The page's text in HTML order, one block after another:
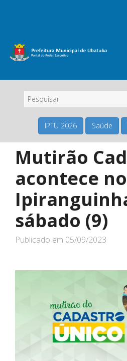
IPTU 2026 Saúde
Mutirão
acontece no
sábado (9)
Publicado em 05/09/2023